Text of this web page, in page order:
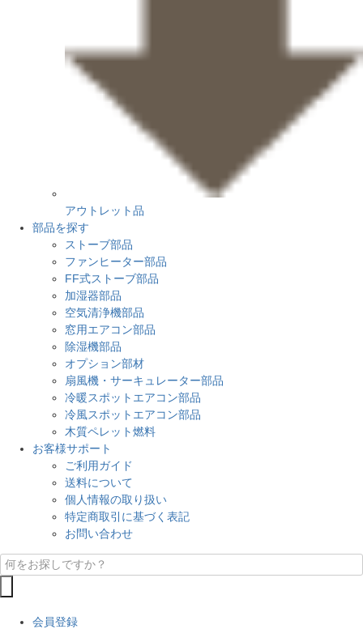
アウトレット品
部品を探す
ストーブ部品
ファンヒーター部品
FF式ストーブ部品
加湿器部品
空気清浄機部品
窓用エアコン部品
除湿機部品
オプション部材
扇風機・サーキュレーター部品
冷暖スポットエアコン部品
冷風スポットエアコン部品
木質ペレット燃料
お客様サポート
ご利用ガイド
送料について
個人情報の取り扱い
特定商取引に基づく表記
お問い合わせ
会員登録